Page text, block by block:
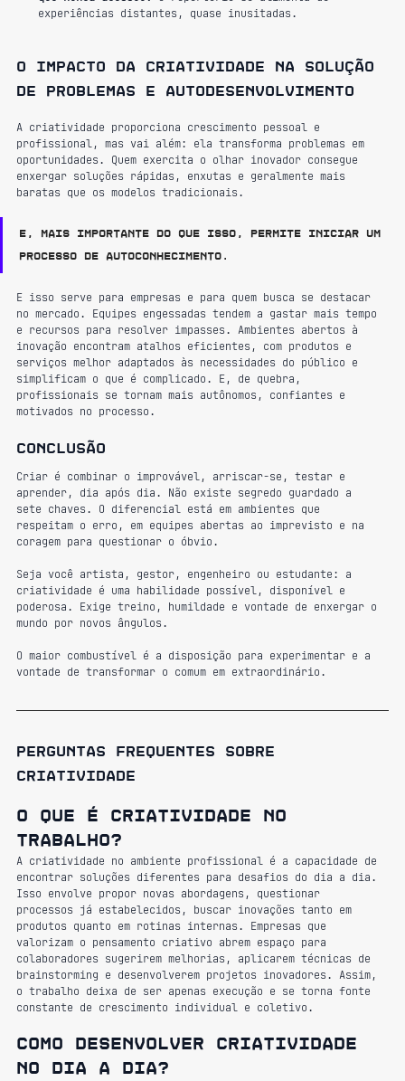
experiências distantes, quase inusitadas.
O impacto da criatividade na solução
de problemas e autodesenvolvimento
A criatividade proporciona crescimento pessoal e
profissional, mas vai além: ela transforma problemas em
oportunidades. Quem exercita o olhar inovador consegue
enxergar soluções rápidas, enxutas e geralmente mais
baratas que os modelos tradicionais.
E, mais importante do que isso, permite iniciar um
processo de autoconhecimento.
E isso serve para empresas e para quem busca se destacar
no mercado. Equipes engessadas tendem a gastar mais tempo
e recursos para resolver impasses. Ambientes abertos à
inovação encontram atalhos eficientes, com produtos e
serviços melhor adaptados às necessidades do público e
simplificam o que é complicado. E, de quebra,
profissionais se tornam mais autônomos, confiantes e
motivados no processo.
Conclusão
Criar é combinar o improvável, arriscar-se, testar e
aprender, dia após dia. Não existe segredo guardado a
sete chaves. O diferencial está em ambientes que
respeitam o erro, em equipes abertas ao imprevisto e na
coragem para questionar o óbvio.
Seja você artista, gestor, engenheiro ou estudante: a
criatividade é uma habilidade possível, disponível e
poderosa. Exige treino, humildade e vontade de enxergar o
mundo por novos ângulos.
O maior combustível é a disposição para experimentar e a
vontade de transformar o comum em extraordinário.
Perguntas frequentes sobre
criatividade
O que é criatividade no
trabalho?
A criatividade no ambiente profissional é a capacidade de
encontrar soluções diferentes para desafios do dia a dia.
Isso envolve propor novas abordagens, questionar
processos já estabelecidos, buscar inovações tanto em
produtos quanto em rotinas internas. Empresas que
valorizam o pensamento criativo abrem espaço para
colaboradores sugerirem melhorias, aplicarem técnicas de
brainstorming e desenvolverem projetos inovadores. Assim,
o trabalho deixa de ser apenas execução e se torna fonte
constante de crescimento individual e coletivo.
Como desenvolver criatividade
no dia a dia?